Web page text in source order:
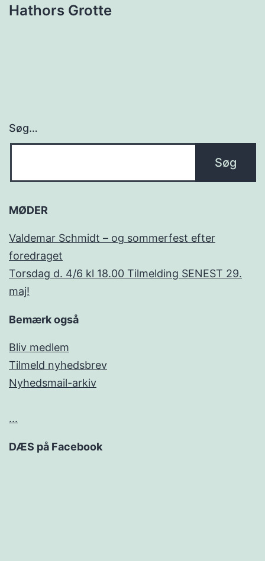
Hathors Grotte
Søg…
MØDER
Valdemar Schmidt – og sommerfest efter
foredraget
Torsdag d. 4/6 kl 18.00 Tilmelding SENEST 29.
maj!
Bemærk også
Bliv medlem
Tilmeld nyhedsbrev
Nyhedsmail-arkiv
...
DÆS på Facebook